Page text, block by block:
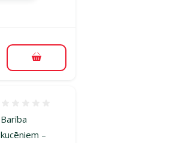
Pievienot grozam
Barība
kucēniem –